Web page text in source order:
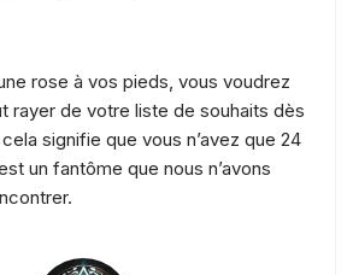
rose à vos pieds, vous voudrez
rayer de votre liste de souhaits dès
signifie que vous n’avez que 24
un fantôme que nous n’avons